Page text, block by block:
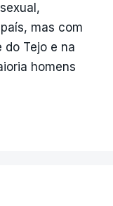
mas com
do Tejo e na
homens